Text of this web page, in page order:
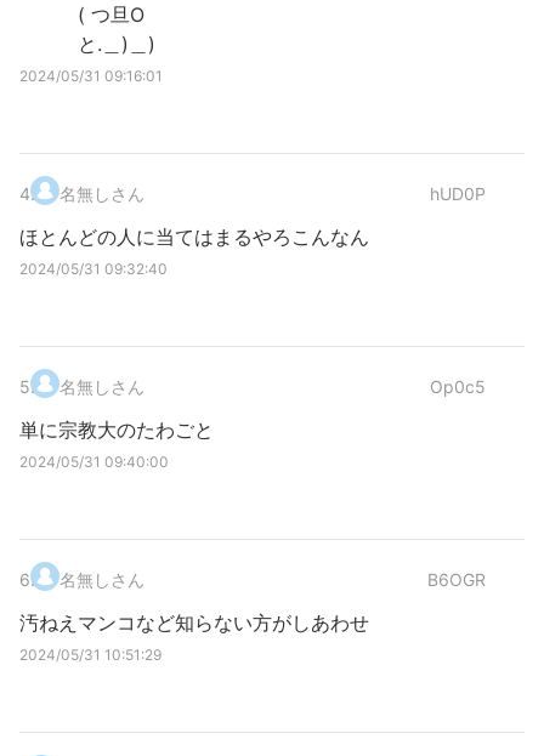
( つ旦O
と.＿)＿)
2024/05/31 09:16:01
4. 名無しさん hUD0P
ほとんどの人に当てはまるやろこんなん
2024/05/31 09:32:40
5. 名無しさん Op0c5
単に宗教大のたわごと
2024/05/31 09:40:00
6. 名無しさん B6OGR
汚ねえマンコなど知らない方がしあわせ
2024/05/31 10:51:29